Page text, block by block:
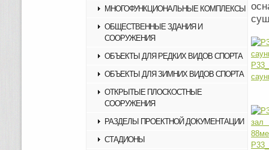
МНОГОФУНКЦИОНАЛЬНЫЕ КОМПЛЕКСЫ
ОБЩЕСТВЕННЫЕ ЗДАНИЯ И
СООРУЖЕНИЯ
ОБЪЕКТЫ ДЛЯ РЕДКИХ ВИДОВ СПОРТА
ОБЪЕКТЫ ДЛЯ ЗИМНИХ ВИДОВ СПОРТА
ОТКРЫТЫЕ ПЛОСКОСТНЫЕ
СООРУЖЕНИЯ
РАЗДЕЛЫ ПРОЕКТНОЙ ДОКУМЕНТАЦИИ
СТАДИОНЫ